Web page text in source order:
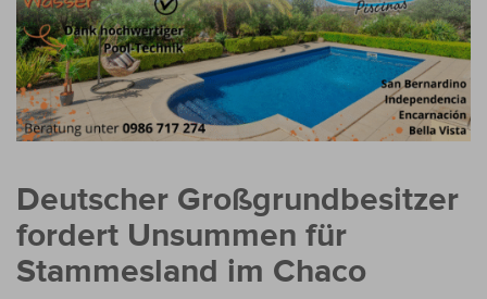
Deutscher Großgrundbesitzer
fordert Unsummen für
Stammesland im Chaco